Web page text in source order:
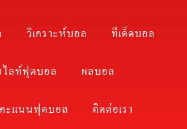
วิเคราะห์บอล
ทีเด็ดบอล
ลท์ฟุตบอล
ผลบอล
ะแนนฟุตบอล
ติดต่อเรา